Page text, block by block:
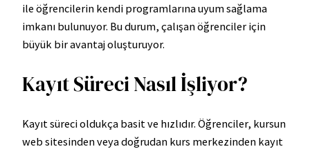
ile öğrencilerin kendi programlarına uyum sağlama
imkanı bulunuyor. Bu durum, çalışan öğrenciler için
büyük bir avantaj oluşturuyor.
Kayıt Süreci Nasıl İşliyor?
Kayıt süreci oldukça basit ve hızlıdır. Öğrenciler, kursun
web sitesinden veya doğrudan kurs merkezinden kayıt